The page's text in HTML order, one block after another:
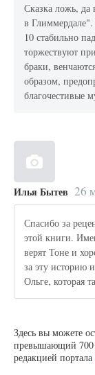
Сказка ложь,
в
10 стабильно
торжествуют
браки,
образом,
благочестивые
Илья Бытев 26
Спасибо за
этой книги.
верят Тоне и
за эту историю
Ольге, которая
Здесь вы можете
превышающий 700
редакцией портала